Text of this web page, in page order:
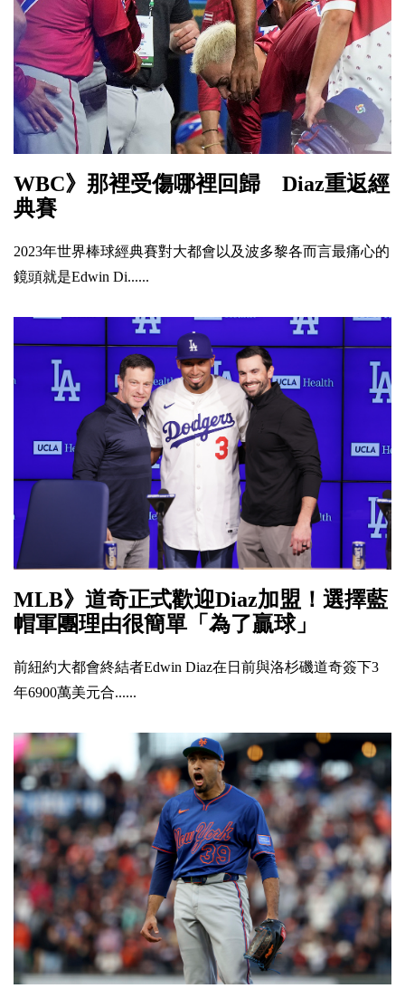
WBC》那裡受傷哪裡回歸 Diaz重返經
典賽
2023年世界棒球經典賽對大都會以及波多黎各而言最痛心的
鏡頭就是Edwin Di......
MLB》道奇正式歡迎Diaz加盟！選擇藍
帽軍團理由很簡單「為了贏球」
前紐約大都會終結者Edwin Diaz在日前與洛杉磯道奇簽下3
年6900萬美元合......